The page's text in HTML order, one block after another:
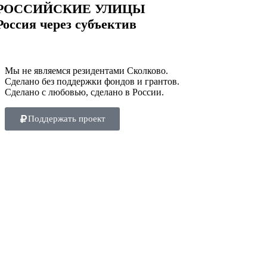
УЛИЦЫ
через субъектив
Мы не являемся резидентами Сколково.
Сделано без поддержки фондов и грантов.
Сделано с любовью, сделано в России.
Поддержать проект